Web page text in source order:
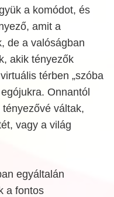
a komódot, és
amit a
de a valóságban
akik tényezők
térben „szóba
Onnantól
váltak,
vagy a világ
egyáltalán
a fontos